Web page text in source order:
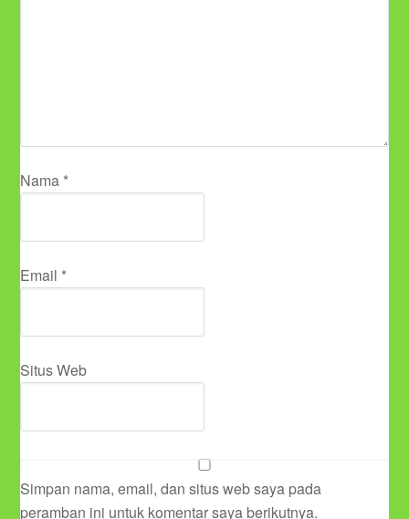
Nama *
Email *
Situs Web
Simpan nama, email, dan situs web saya pada
peramban ini untuk komentar saya berikutnya.